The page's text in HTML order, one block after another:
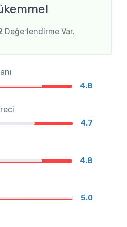
Değerlendirme Var.
4.8
4.7
4.8
5.0